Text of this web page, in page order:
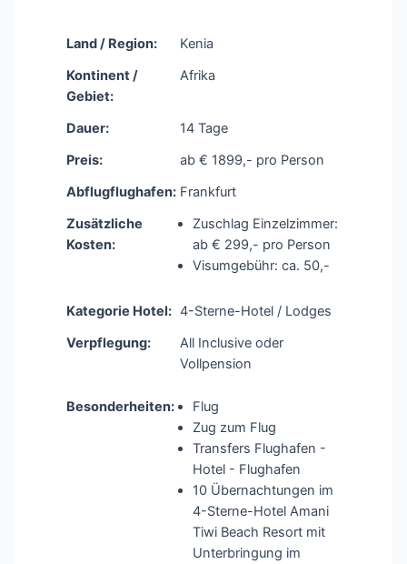
Land / Region:
Kenia
Kontinent /
Gebiet:
Afrika
Dauer:
14 Tage
Preis:
ab € 1899,- pro Person
Abflugflughafen: Frankfurt
Zusätzliche
Kosten:
Zuschlag Einzelzimmer:
ab € 299,- pro Person
Visumgebühr: ca. 50,-
Kategorie Hotel: 4-Sterne-Hotel / Lodges
Verpflegung:
All Inclusive oder
Vollpension
Besonderheiten:
Flug
Zug zum Flug
Transfers Flughafen -
Hotel - Flughafen
10 Übernachtungen im
4-Sterne-Hotel Amani
Tiwi Beach Resort mit
Unterbringung im